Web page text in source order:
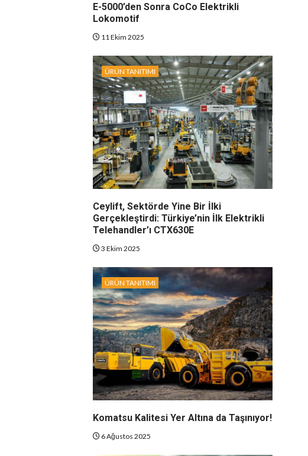
E-5000’den Sonra CoCo Elektrikli
Lokomotif
11 Ekim 2025
ÜRÜN TANITIMI
Ceylift, Sektörde Yine Bir İlki
Gerçekleştirdi: Türkiye’nin İlk Elektrikli
Telehandler’ı CTX630E
3 Ekim 2025
ÜRÜN TANITIMI
Komatsu Kalitesi Yer Altına da Taşınıyor!
6 Ağustos 2025